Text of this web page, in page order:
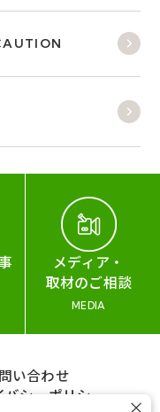
メディア・
取材のご相談
MEDIA
い合わせ
シーポリシー
×